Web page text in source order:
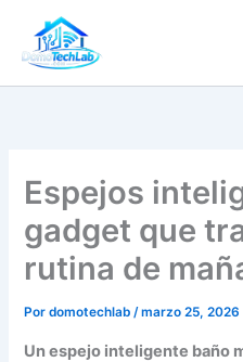
contenido
Espejos
gadget que
rutina de
Pordomotechlab/marzo 25, 2026
Un espejo inteligente baño